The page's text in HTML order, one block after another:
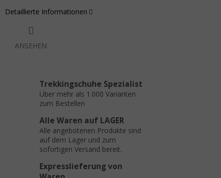
Detaillierte Informationen
ANSEHEN
Trekkingschuhe Spezialist
Über mehr als 1.000 Varianten
zum Bestellen
Alle Waren auf LAGER
Alle angebotenen Produkte sind
auf dem Lager und zum
sofortigen Versand bereit.
Expresslieferung von